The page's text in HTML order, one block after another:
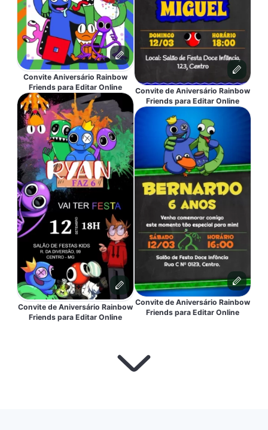
Convite Aniversário Rainbow
Friends para Editar Online
Convite de Aniversário Rainbow
Friends para Editar Online
Convite de Aniversário Rainbow
Friends para Editar Online
Convite de Aniversário Rainbow
Friends para Editar Online